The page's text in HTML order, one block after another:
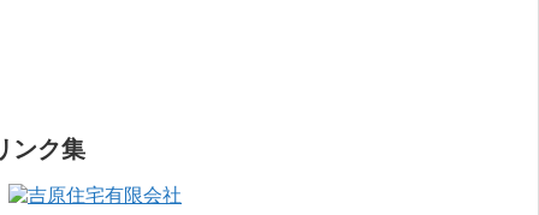
ンク集